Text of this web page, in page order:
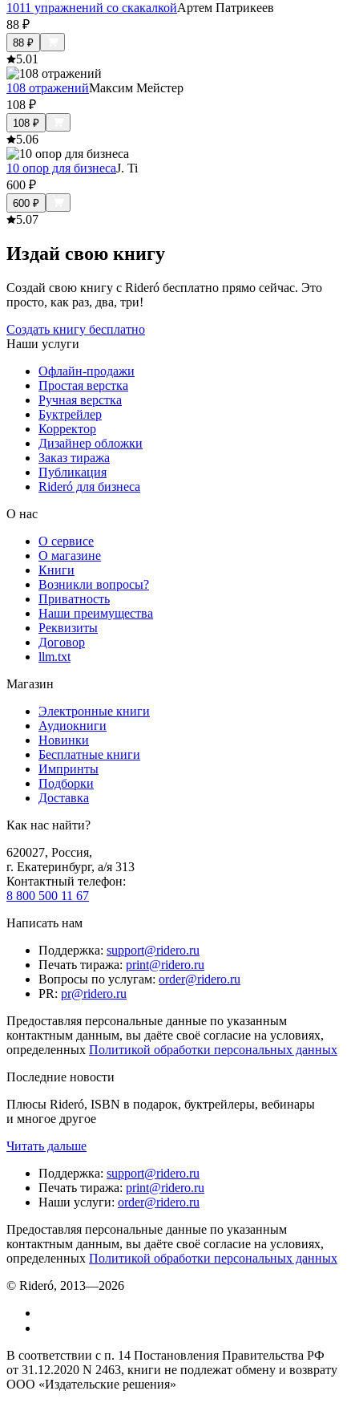
1011 упражнений со скакалкойАртем Патрикеев
88 ₽
88 ₽
5.01
108 отраженийМаксим Мейстер
108 ₽
108 ₽
5.06
10 опор для бизнесаJ. Ti
600 ₽
600 ₽
5.07
Издай свою книгу
Создай свою книгу с Rideró бесплатно прямо сейчас. Это
просто, как раз, два, три!
Создать книгу бесплатно
Наши услуги
Офлайн-продажи
Простая верстка
Ручная верстка
Буктрейлер
Корректор
Дизайнер обложки
Заказ тиража
Публикация
Rideró для бизнеса
О нас
О сервисе
О магазине
Книги
Возникли вопросы?
Приватность
Наши преимущества
Реквизиты
Договор
llm.txt
Магазин
Электронные книги
Аудиокниги
Новинки
Бесплатные книги
Импринты
Подборки
Доставка
Как нас найти?
620027, Россия,
г. Екатеринбург, а/я 313
Контактный телефон:
8 800 500 11 67
Написать нам
Поддержка: support@ridero.ru
Печать тиража: print@ridero.ru
Вопросы по услугам: order@ridero.ru
PR: pr@ridero.ru
Предоставляя персональные данные по указанным
контактным данным, вы даёте своё согласие на условиях,
определенных Политикой обработки персональных данных
Последние новости
Плюсы Rideró, ISBN в подарок, буктрейлеры, вебинары
и многое другое
Читать дальше
Поддержка: support@ridero.ru
Печать тиража: print@ridero.ru
Наши услуги: order@ridero.ru
Предоставляя персональные данные по указанным
контактным данным, вы даёте своё согласие на условиях,
определенных Политикой обработки персональных данных
© Rideró, 2013—2026
В соответствии с п. 14 Постановления Правительства РФ
от 31.12.2020 N 2463, книги не подлежат обмену и возврату
ООО «Издательские решения»